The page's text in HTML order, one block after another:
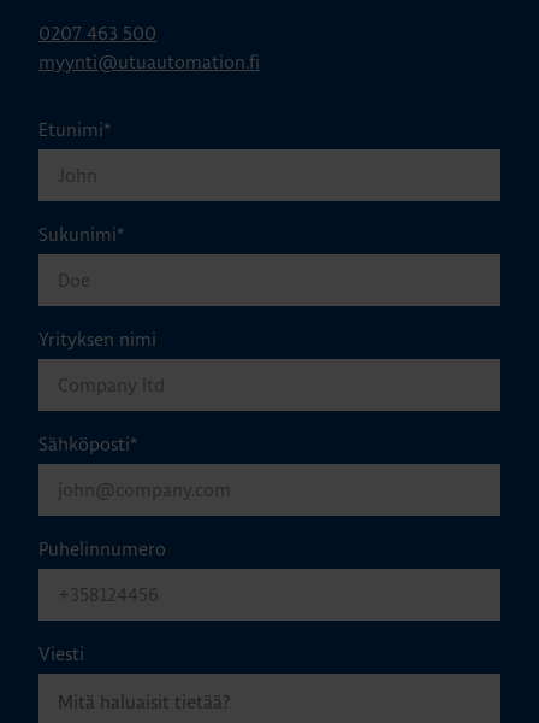
0207 463 500
myynti@utuautomation.fi
Etunimi*
Sukunimi*
Yrityksen nimi
Sähköposti*
Puhelinnumero
Viesti